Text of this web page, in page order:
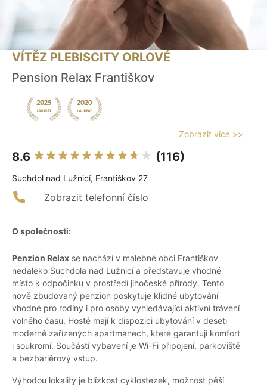
VÍTĚZ PLEBISCITY ORLOVÉ
Pension Relax Františkov
Zobrazit více >>
8.6 (116)
Suchdol nad Lužnicí, Františkov 27
Zobrazit telefonní číslo
O společnosti:
Penzion Relax se nachází v malebné obci Františkov
nedaleko Suchdola nad Lužnicí a představuje vhodné
místo k odpočinku v prostředí jihočeské přírody. Tento
nově zbudovaný penzion poskytuje klidné ubytování
vhodné pro rodiny i pro osoby vyhledávající aktivní trávení
volného času. Hosté mají k dispozici ubytování v deseti
moderně zařízených apartmánech, které garantují komfort
i soukromí. Součástí vybavení je Wi-Fi připojení, parkoviště
a bezbariérový vstup.
Výhodou lokality je blízkost cyklostezek, možnost pěší